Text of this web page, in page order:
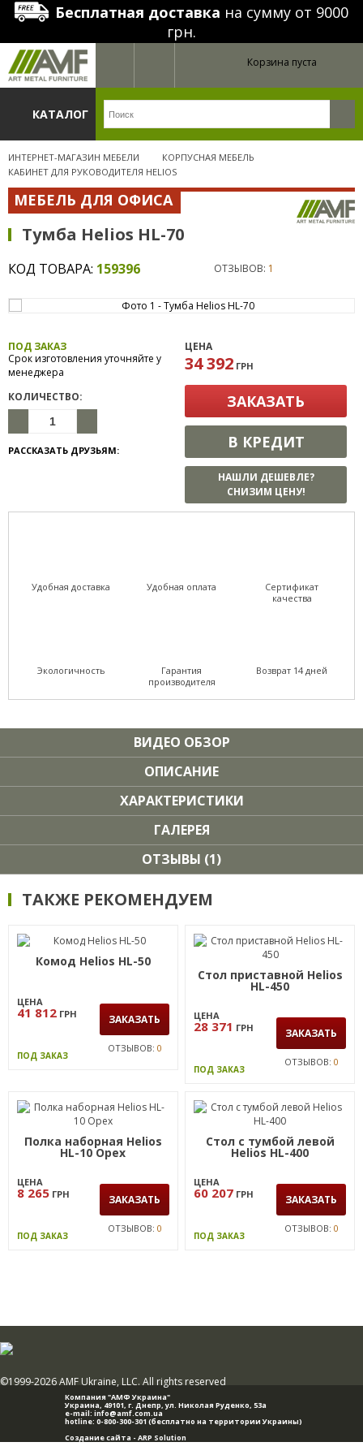
Бесплатная доставка на сумму от 9000
грн.
Корзина пуста
КАТАЛОГ
ИНТЕРНЕТ-МАГАЗИН МЕБЕЛИ
КОРПУСНАЯ МЕБЕЛЬ
КАБИНЕТ ДЛЯ РУКОВОДИТЕЛЯ HELIOS
МЕБЕЛЬ ДЛЯ ОФИСА
Тумба Helios HL-70
КОД ТОВАРА: 159396 ОТЗЫВОВ: 1
ПОД ЗАКАЗ
Срок изготовления уточняйте у
менеджера
КОЛИЧЕСТВО:
РАССКАЗАТЬ ДРУЗЬЯМ:
ЦЕНА
34 392 ГРН
ЗАКАЗАТЬ
В КРЕДИТ
НАШЛИ ДЕШЕВЛЕ?
СНИЗИМ ЦЕНУ!
Удобная доставка Удобная оплата
Сертификат
качества
Экологичность
Гарантия
производителя
Возврат 14 дней
ВИДЕО ОБЗОР
ОПИСАНИЕ
ХАРАКТЕРИСТИКИ
ГАЛЕРЕЯ
ОТЗЫВЫ (1)
ТАКЖЕ РЕКОМЕНДУЕМ
Комод Helios HL-50
ЦЕНА
41 812 ГРН ЗАКАЗАТЬ
ПОД ЗАКАЗ
ОТЗЫВОВ: 0
Стол приставной Helios
HL-450
ЦЕНА
28 371 ГРН ЗАКАЗАТЬ
ПОД ЗАКАЗ
ОТЗЫВОВ: 0
Полка наборная Helios
HL-10 Орех
ЦЕНА
8 265 ГРН ЗАКАЗАТЬ
ПОД ЗАКАЗ
ОТЗЫВОВ: 0
Стол с тумбой левой
Helios HL-400
ЦЕНА
60 207 ГРН ЗАКАЗАТЬ
ПОД ЗАКАЗ
ОТЗЫВОВ: 0
Компания "АМФ Украина"
Украина, 49101, г. Днепр,ул. Николая Руденко, 53а
e-mail: info@amf.com.ua
hotline: 0-800-300-301 (бесплатно на территории Украины)
Создание сайта -ARP Solution
©1999-2026 AMF Ukraine, LLC. All rights reserved